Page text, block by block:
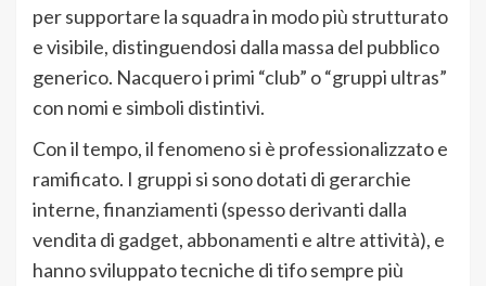
per supportare la squadra in modo più strutturato
e visibile, distinguendosi dalla massa del pubblico
generico. Nacquero i primi “club” o “gruppi ultras”
con nomi e simboli distintivi.
Con il tempo, il fenomeno si è professionalizzato e
ramificato. I gruppi si sono dotati di gerarchie
interne, finanziamenti (spesso derivanti dalla
vendita di gadget, abbonamenti e altre attività), e
hanno sviluppato tecniche di tifo sempre più